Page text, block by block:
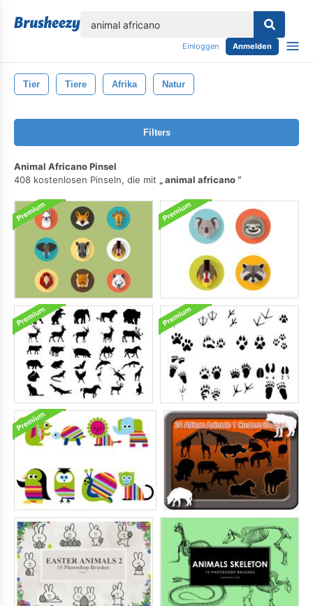
Einloggen Anmelden
Tier Tiere Afrika Natur
Filters
Animal Africano Pinsel
408 kostenlosen Pinseln, die mit
animal africano